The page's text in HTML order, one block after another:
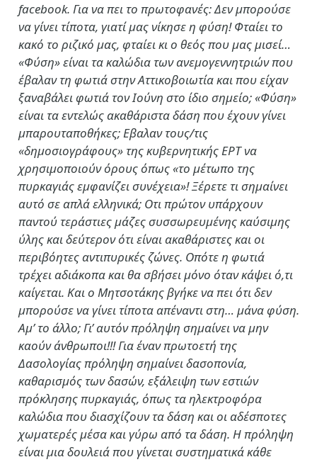
facebook. Για να πει το πρωτοφανές: Δεν μπορούσε
να γίνει τίποτα, γιατί μας νίκησε η φύση! Φταίει το
κακό το ριζικό μας, φταίει κι ο θεός που μας μισεί…
«Φύση» είναι τα καλώδια των ανεμογεννητριών που
έβαλαν τη φωτιά στην Αττικοβοιωτία και που είχαν
ξαναβάλει φωτιά τον Ιούνη στο ίδιο σημείο; «Φύση»
είναι τα εντελώς ακαθάριστα δάση που έχουν γίνει
μπαρουταποθήκες; Εβαλαν τους/τις
«δημοσιογράφους» της κυβερνητικής ΕΡΤ να
χρησιμοποιούν όρους όπως «το μέτωπο της
πυρκαγιάς εμφανίζει συνέχεια»! Ξέρετε τι σημαίνει
αυτό σε απλά ελληνικά; Οτι πρώτον υπάρχουν
παντού τεράστιες μάζες συσσωρευμένης καύσιμης
ύλης και δεύτερον ότι είναι ακαθάριστες και οι
περιβόητες αντιπυρικές ζώνες. Οπότε η φωτιά
τρέχει αδιάκοπα και θα σβήσει μόνο όταν κάψει ό,τι
καίγεται. Και ο Μητσοτάκης βγήκε να πει ότι δεν
μπορούσε να γίνει τίποτα απέναντι στη… μάνα φύση.
Αμ’ το άλλο; Γι’ αυτόν πρόληψη σημαίνει να μην
καούν άνθρωποι!!! Για έναν πρωτοετή της
Δασολογίας πρόληψη σημαίνει δασοπονία,
καθαρισμός των δασών, εξάλειψη των εστιών
πρόκλησης πυρκαγιάς, όπως τα ηλεκτροφόρα
καλώδια που διασχίζουν τα δάση και οι αδέσποτες
χωματερές μέσα και γύρω από τα δάση. Η πρόληψη
είναι μια δουλειά που γίνεται συστηματικά κάθε